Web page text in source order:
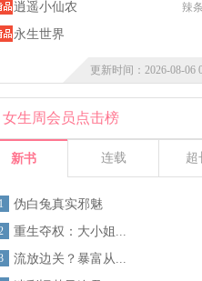
辣
逍遥小仙农
永生世界
更新时间：2026-08-06
女生周会员点击榜
新书 连载 超
1 伪白兔真实邪魅
重生夺权：大小姐...
流放边关？暴富从...